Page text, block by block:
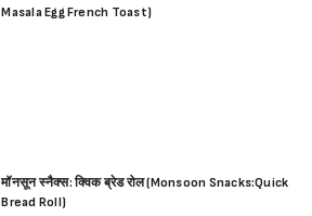
Masala Egg French Toast)
मॉनसून स्नैक्स: क्विक ब्रेड रोल (Monsoon Snacks:Quick
Bread Roll)